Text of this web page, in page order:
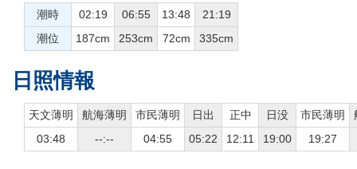
潮時 02:19 06:55 13:48
21:19
潮位
187cm 253cm 72cm 335cm
日照情報
天文薄明 航海薄明 市民薄明 日出 正中 日没 市民薄明
03:48
--:-- 04:55 05:22 12:11 19:00 19:27